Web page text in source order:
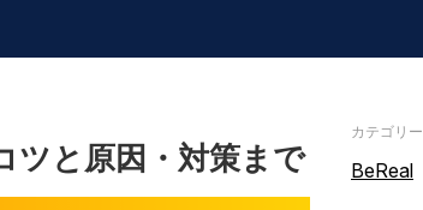
ツと原因・対策まで
カテゴリー
BeReal